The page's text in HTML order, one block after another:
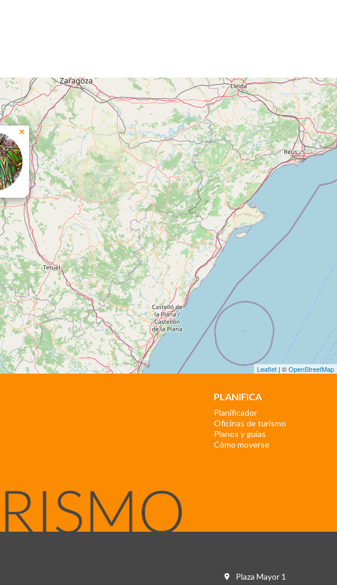
×
Leaflet | ©OpenStreetMap
PLANIFICA
Planificador
Oficinas de turismo
Planos y guías
Cómo moverse
Plaza Mayor 1